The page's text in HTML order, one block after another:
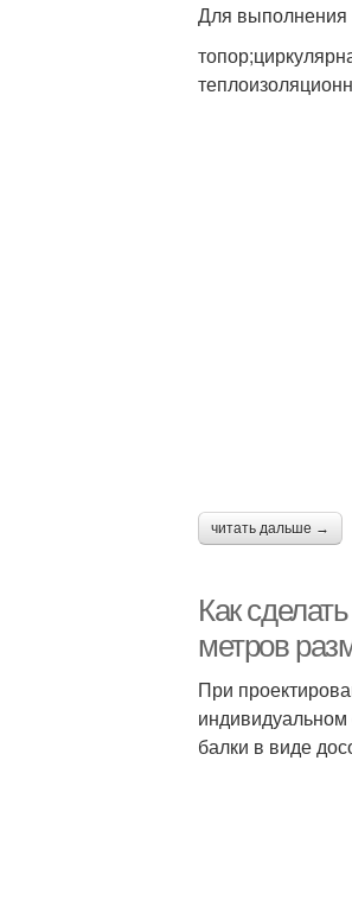
Для выполнения
читать дальше →
Как
метров
При
балки в виде